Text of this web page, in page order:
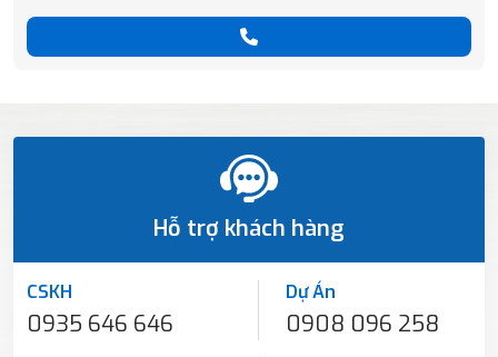
Hỗ trợ khách hàng
CSKH
0935 646 646
Dự Án
0908 096 258